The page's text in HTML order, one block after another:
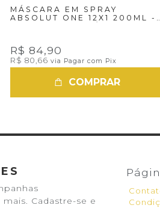
MÁSCARA EM SPRAY
ABSOLUT ONE 12X1 200ML -
R$ 84,90
R$ 80,66 via Pagar com Pix
COMPRAR
Cadastre-se e